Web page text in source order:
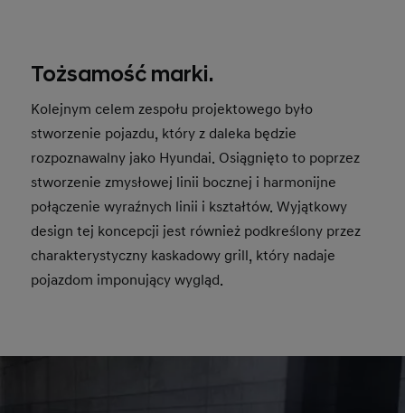
Tożsamość marki.
Kolejnym celem zespołu projektowego było
stworzenie pojazdu, który z daleka będzie
rozpoznawalny jako Hyundai. Osiągnięto to poprzez
stworzenie zmysłowej linii bocznej i harmonijne
połączenie wyraźnych linii i kształtów. Wyjątkowy
design tej koncepcji jest również podkreślony przez
charakterystyczny kaskadowy grill, który nadaje
pojazdom imponujący wygląd.